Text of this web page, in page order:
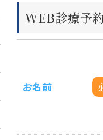
WEB診療予
お名前